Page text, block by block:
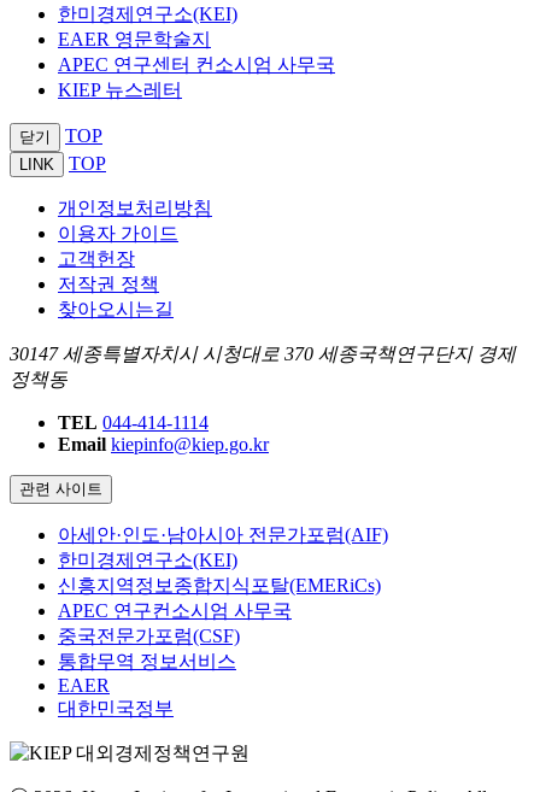
한미경제연구소(KEI)
EAER 영문학술지
APEC 연구센터 컨소시엄 사무국
KIEP 뉴스레터
닫기 TOP
LINK TOP
개인정보처리방침
이용자 가이드
고객헌장
저작권 정책
찾아오시는길
30147 세종특별자치시 시청대로 370 세종국책연구단지 경제
정책동
TEL 044-414-1114
Email kiepinfo@kiep.go.kr
관련 사이트
아세안·인도·남아시아 전문가포럼(AIF)
한미경제연구소(KEI)
신흥지역정보종합지식포탈(EMERiCs)
APEC 연구컨소시엄 사무국
중국전문가포럼(CSF)
통합무역 정보서비스
EAER
대한민국정부